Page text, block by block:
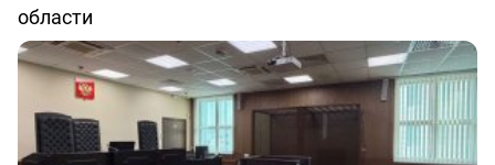
области